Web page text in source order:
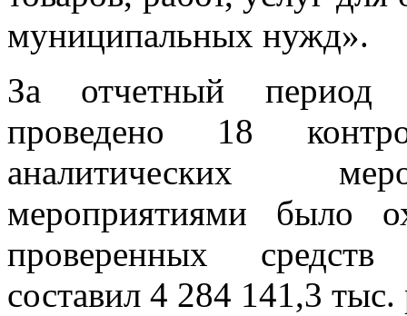
муниципальных нужд».
За отчетный период
проведено 18
аналитических
мероприятиями было
проверенных средств
составил 4 284 141,3 тыс.